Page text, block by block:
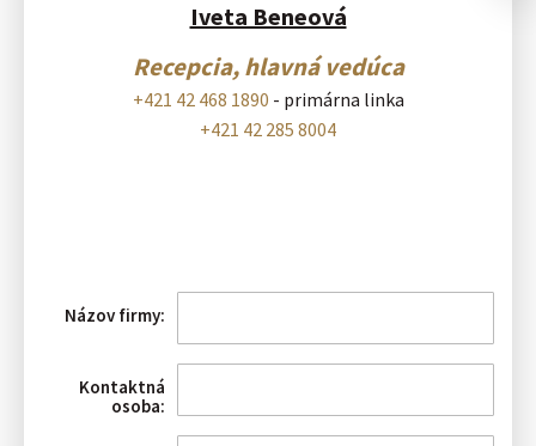
Názov firmy:
Kontaktná
osoba:
Iveta Beneová
Recepcia, hlavná vedúca
+421 42 468 1890 - primárna linka
+421 42 285 8004